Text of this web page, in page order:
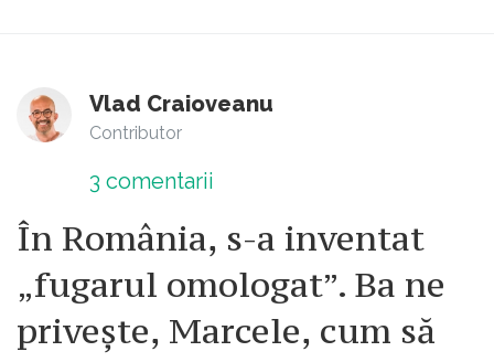
Vlad Craioveanu
Contributor
3 comentarii
În România, s-a inventat
„fugarul omologat”. Ba ne
privește, Marcele, cum să